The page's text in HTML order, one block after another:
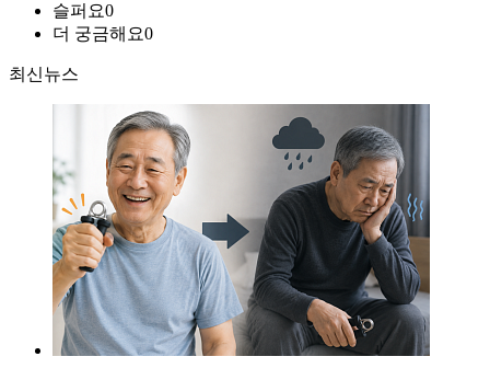
슬퍼요0
더 궁금해요0
최신뉴스